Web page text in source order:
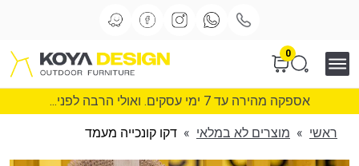
0
אספקה מהירה עד 7 ימי עסקים. ואולי הרבה לפני...
ראשי » מוצרים לא במלאי » דקו קונכייה מעמד